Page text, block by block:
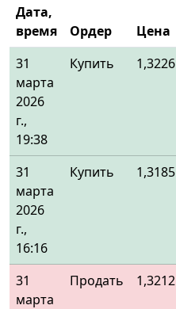
Дата,
время
Ордер Цена
31
марта
2026
г.,
19:38
Купить 1,3226
31
марта
2026
г.,
16:16
Купить 1,3185
31
марта
Продать 1,3212